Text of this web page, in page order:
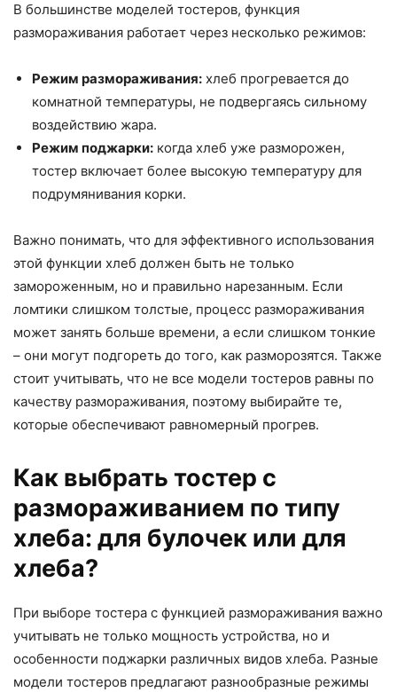
В большинстве моделей тостеров, функция
размораживания работает через несколько режимов:
Режим размораживания: хлеб прогревается до
комнатной температуры, не подвергаясь сильному
воздействию жара.
Режим поджарки: когда хлеб уже разморожен,
тостер включает более высокую температуру для
подрумянивания корки.
Важно понимать, что для эффективного использования
этой функции хлеб должен быть не только
замороженным, но и правильно нарезанным. Если
ломтики слишком толстые, процесс размораживания
может занять больше времени, а если слишком тонкие
– они могут подгореть до того, как разморозятся. Также
стоит учитывать, что не все модели тостеров равны по
качеству размораживания, поэтому выбирайте те,
которые обеспечивают равномерный прогрев.
Как выбрать тостер с
размораживанием по типу
хлеба: для булочек или для
хлеба?
При выборе тостера с функцией размораживания важно
учитывать не только мощность устройства, но и
особенности поджарки различных видов хлеба. Разные
модели тостеров предлагают разнообразные режимы